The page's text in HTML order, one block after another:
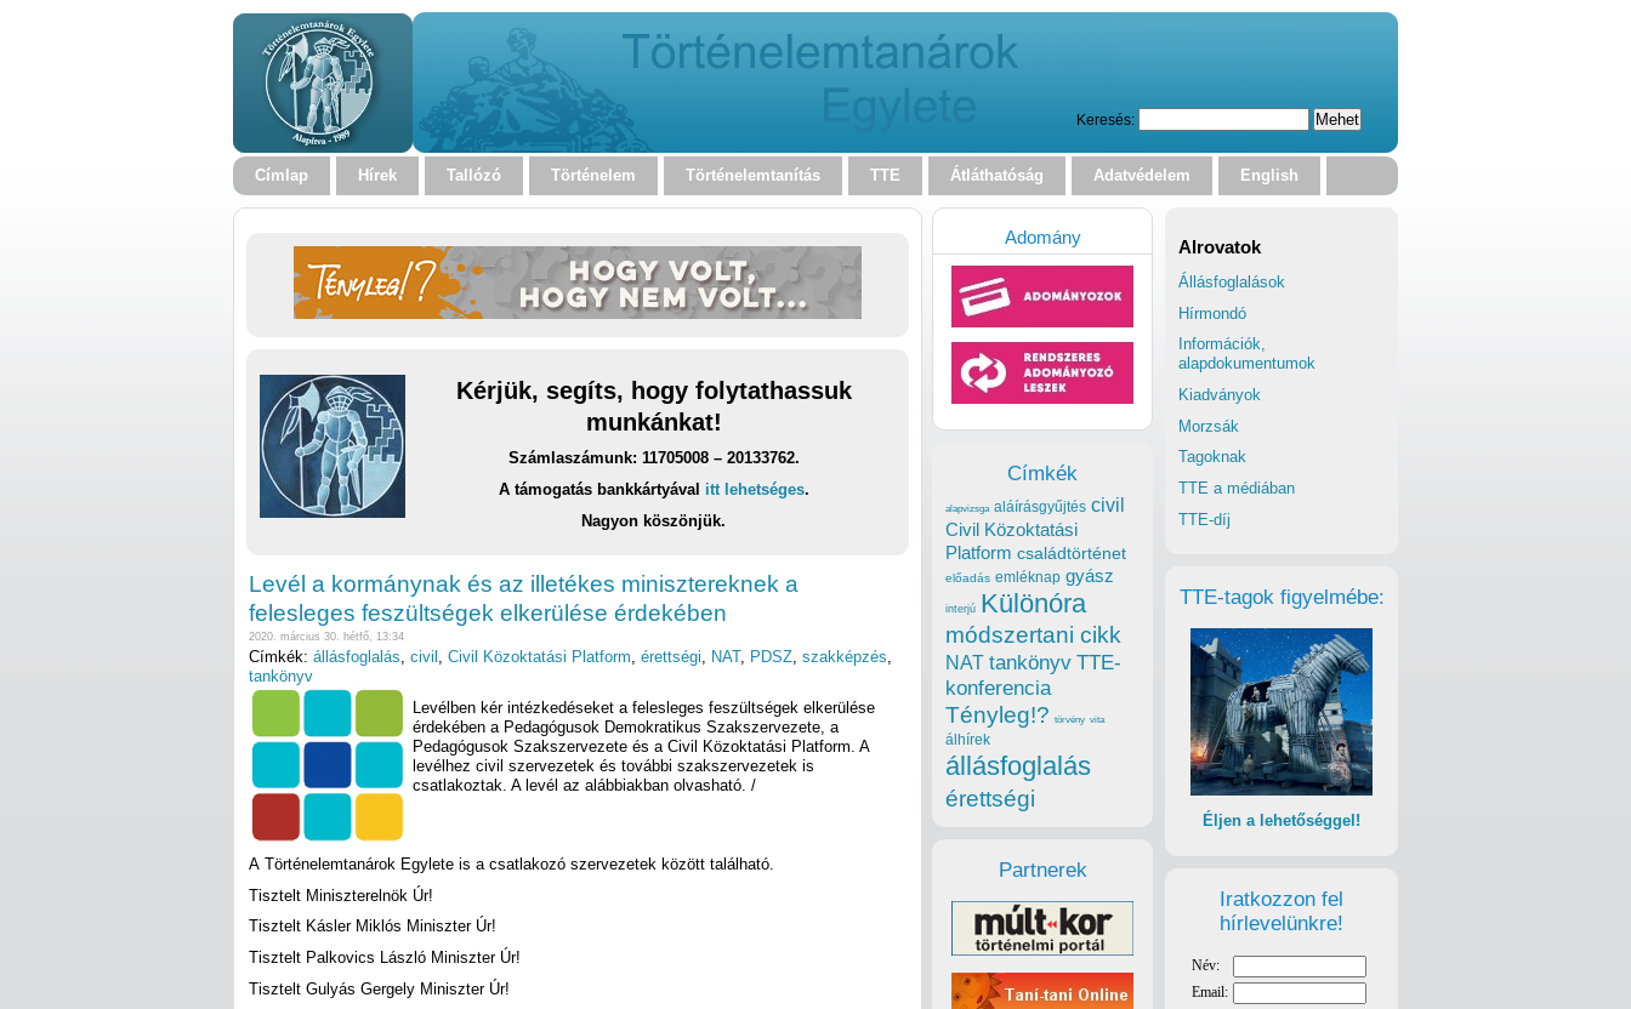
Keresés:
Címlap Hírek Tallózó Történelem Történelemtanítás TTE Átláthatóság Adatvédelem English
Kérjük, segíts, hogy folytathassuk
munkánkat!
Számlaszámunk: 11705008 – 20133762.
A támogatás bankkártyával itt lehetséges.
Nagyon köszönjük.
Levél a kormánynak és az illetékes minisztereknek a
felesleges feszültségek elkerülése érdekében
2020. március 30. hétfő, 13:34
Címkék: állásfoglalás, civil , Civil Közoktatási Platform, érettségi, NAT, PDSZ, szakképzés,
tankönyv
Levélben kér intézkedéseket a felesleges feszültségek elkerülése
érdekében a Pedagógusok Demokratikus Szakszervezete, a
Pedagógusok Szakszervezete és a Civil Közoktatási Platform. A
levélhez civil szervezetek és további szakszervezetek is
csatlakoztak. A levél az alábbiakban olvasható. /
A Történelemtanárok Egylete is a csatlakozó szervezetek között található.
Tisztelt Miniszterelnök Úr!
Tisztelt Kásler Miklós Miniszter Úr!
Tisztelt Palkovics László Miniszter Úr!
Tisztelt Gulyás Gergely Miniszter Úr!
Alrovatok
Állásfoglalások
Hírmondó
Információk,
alapdokumentumok
Kiadványok
Morzsák
Tagoknak
TTE a médiában
TTE-díj
TTE-tagok figyelmébe:
Éljen a lehetőséggel!
Iratkozzon fel
hírlevelünkre!
Adomány
Címkék
alapvizsga aláírásgyűjtés civil
Civil Közoktatási
Platform családtörténet
előadás emléknap gyász
interjú Különóra
módszertani cikk
NAT tankönyv TTE-
konferencia
Tényleg!? törvény vita
álhírek
állásfoglalás
érettségi
Partnerek